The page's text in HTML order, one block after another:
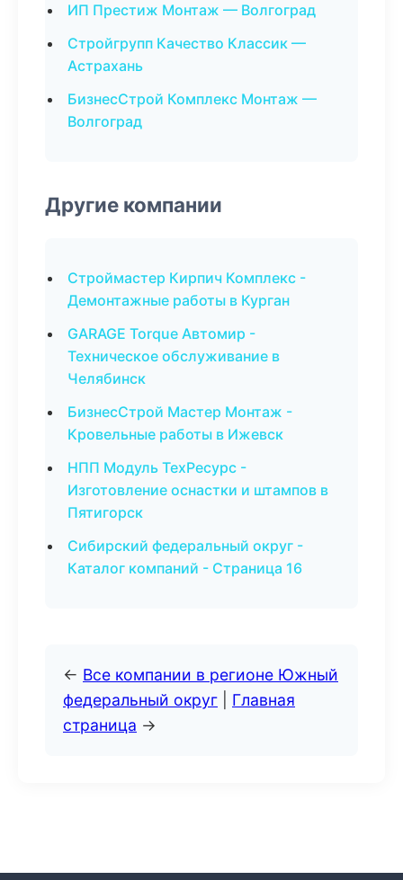
ИП Престиж Монтаж — Волгоград
Стройгрупп Качество Классик —
Астрахань
БизнесСтрой Комплекс Монтаж —
Волгоград
Другие компании
Строймастер Кирпич Комплекс -
Демонтажные работы в Курган
GARAGE Torque Автомир -
Техническое обслуживание в
Челябинск
БизнесСтрой Мастер Монтаж -
Кровельные работы в Ижевск
НПП Модуль ТехРесурс -
Изготовление оснастки и штампов в
Пятигорск
Сибирский федеральный округ -
Каталог компаний - Страница 16
← Все компании в регионе Южный
федеральный округ
Главная
страница →